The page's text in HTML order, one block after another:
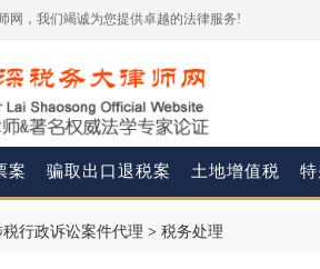
网，我们竭诚为您提供卓越的法律服务!
案 骗取出口退税案 土地增值税
税行政诉讼案件代理 > 税务处理